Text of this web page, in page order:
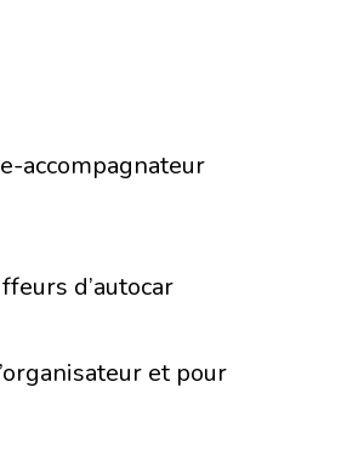
accompagnateur
d’autocar
et pour